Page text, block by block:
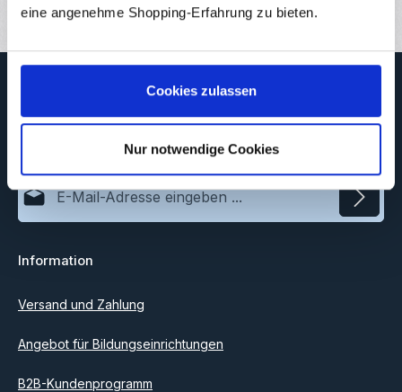
eine angenehme Shopping-Erfahrung zu bieten.
Cookies zulassen
Nur notwendige Cookies
Newsletter, um rechtzeitig über neue Produkte und Angebote
informiert zu werden.
E-Mail-Adresse*
Ich habe dieDatenschutzbestimmungen
einverstanden.
Information
Versand und Zahlung
Angebot für Bildungseinrichtungen
B2B-Kundenprogramm